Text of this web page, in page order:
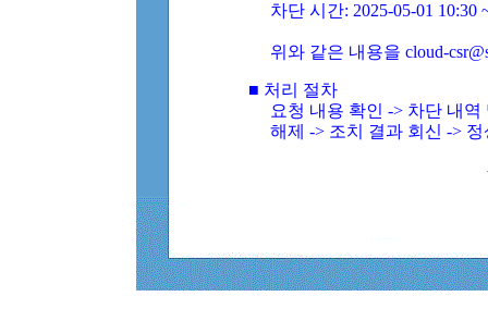
차단 시간: 2025-05-01 10:30
위와 같은 내용을 cloud-
■ 처리 절차
요청 내용 확인 -> 차단 내
해제 -> 조치 결과 회신 ->